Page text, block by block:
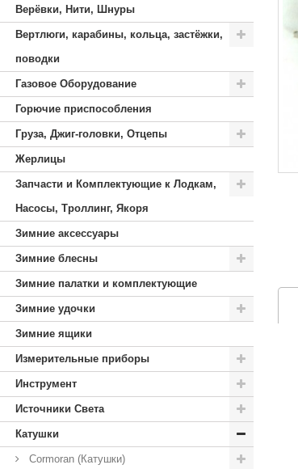
Верёвки, Нити, Шнуры
Вертлюги, карабины, кольца, застёжки,
поводки
Газовое Оборудование
Горючие приспособления
Груза, Джиг-головки, Отцепы
Жерлицы
Запчасти и Комплектующие к Лодкам,
Насосы, Троллинг, Якоря
Зимние аксессуары
Зимние блесны
Зимние палатки и комплектующие
Зимние удочки
Зимние ящики
Измерительные приборы
Инструмент
Источники Света
Катушки
Cormoran (Катушки)